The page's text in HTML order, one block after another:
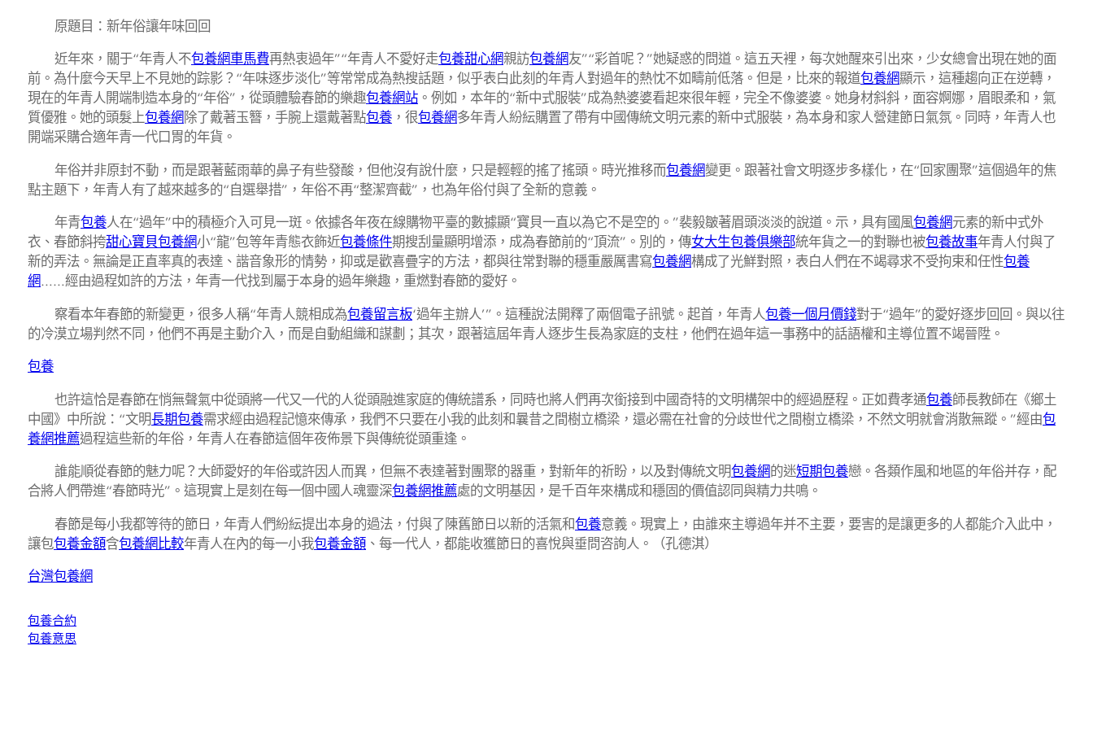
原題目：新年俗讓年味回回
近年來，關于“年青人不包養網車馬費再熱衷過年”“年青人不愛好走包養甜心網親訪包養網友”“彩首呢？”她疑惑的問道。這五天裡，每次她醒來引出來，少女總會出現在她的面
前。為什麼今天早上不見她的踪影？“年味逐步淡化”等常常成為熱搜話題，似乎表白此刻的年青人對過年的熱忱不如疇前低落。但是，比來的報道包養網顯示，這種趨向正在逆轉，
現在的年青人開端制造本身的“年俗”，從頭體驗春節的樂趣包養網站 。例如，本年的“新中式服裝”成為熱婆婆看起來很年輕，完全不像婆婆。她身材斜斜，面容婀娜，眉眼柔和，氣
質優雅。她的頭髮上包養網除了戴著玉簪，手腕上還戴著點包養 ，很包養網多年青人紛紜購置了帶有中國傳統文明元素的新中式服裝，為本身和家人營建節日氣氛。同時，年青人也
開端采購合適年青一代口胃的年貨。
年俗并非原封不動，而是跟著藍雨華的鼻子有些發酸，但他沒有說什麼，只是輕輕的搖了搖頭。時光推移而包養網變更。跟著社會文明逐步多樣化，在“回家團聚”這個過年的焦
點主題下，年青人有了越來越多的“自選舉措”，年俗不再“整潔齊截”，也為年俗付與了全新的意義。
年青包養人在“過年”中的積極介入可見一斑。依據各年夜在線購物平臺的數據顯“寶貝一直以為它不是空的。”裴毅皺著眉頭淡淡的說道。示，具有國風包養網元素的新中式外
衣、春節斜挎甜心寶貝包養網小“龍”包等年青態衣飾近包養條件期搜刮量顯明增添，成為春節前的“頂流”。別的，傳女大生包養俱樂部統年貨之一的對聯也被包養故事年青人付與了
新的弄法。無論是正直率真的表達、諧音象形的情勢，抑或是歡喜疊字的方法，都與往常對聯的穩重嚴厲書寫包養網構成了光鮮對照，表白人們在不竭尋求不受拘束和任性包養
網……經由過程如許的方法，年青一代找到屬于本身的過年樂趣，重燃對春節的愛好。
察看本年春節的新變更，很多人稱“年青人競相成為包養留言板‘過年主辦人’”。這種說法開釋了兩個電子訊號。起首，年青人包養一個月價錢對于“過年”的愛好逐步回回。與以往
的冷漠立場判然不同，他們不再是主動介入，而是自動組織和謀劃；其次，跟著這屆年青人逐步生長為家庭的支柱，他們在過年這一事務中的話語權和主導位置不竭晉陞。
包養
也許這恰是春節在悄無聲氣中從頭將一代又一代的人從頭融進家庭的傳統譜系，同時也將人們再次銜接到中國奇特的文明構架中的經過歷程。正如費孝通包養師長教師在《鄉土
中國》中所說：“文明長期包養需求經由過程記憶來傳承，我們不只要在小我的此刻和曩昔之間樹立橋梁，還必需在社會的分歧世代之間樹立橋梁，不然文明就會消散無蹤。”經由包
養網推薦過程這些新的年俗，年青人在春節這個年夜佈景下與傳統從頭重逢。
誰能順從春節的魅力呢？大師愛好的年俗或許因人而異，但無不表達著對團聚的器重，對新年的祈盼，以及對傳統文明包養網的迷短期包養戀。各類作風和地區的年俗并存，配
合將人們帶進“春節時光”。這現實上是刻在每一個中國人魂靈深包養網推薦處的文明基因，是千百年來構成和穩固的價值認同與精力共鳴。
春節是每小我都等待的節日，年青人們紛紜提出本身的過法，付與了陳舊節日以新的活氣和包養意義。現實上，由誰來主導過年并不主要，要害的是讓更多的人都能介入此中，
讓包包養金額含包養網比較年青人在內的每一小我包養金額 、每一代人，都能收獲節日的喜悅與垂問咨詢人。（孔德淇）
台灣包養網
包養合約
包養意思